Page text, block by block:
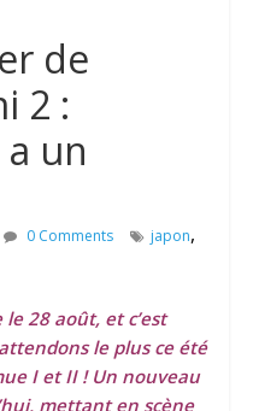
de
2 :
un
0 Comments japon,
28 août, et c’est
le plus ce été
I et II ! Un nouveau
mettant en scène